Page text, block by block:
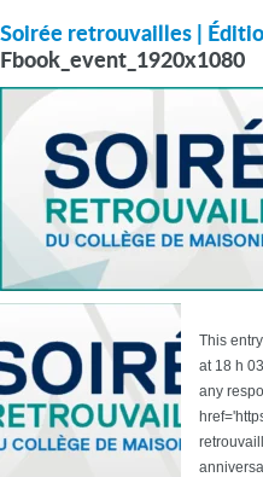
Soirée retrouvailles |
Fbook_event_1920x1080
This
at 18 h
any